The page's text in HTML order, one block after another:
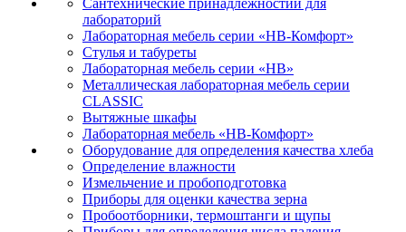
Сантехнические принадлежностии для
лабораторий
Лабораторная мебель серии «НВ-Комфорт»
Стулья и табуреты
Лабораторная мебель серии «НВ»
Металлическая лабораторная мебель серии
CLASSIC
Вытяжные шкафы
Лабораторная мебель «НВ-Комфорт»
Оборудование для определения качества хлеба
Определение влажности
Измельчение и пробоподготовка
Приборы для оценки качества зерна
Пробоотборники, термоштанги и щупы